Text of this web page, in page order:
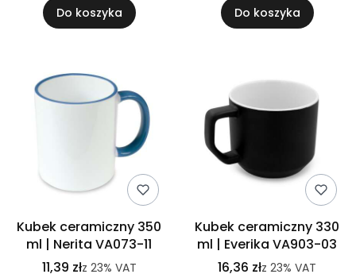
Do koszyka Do koszyka
Kubek ceramiczny 350
ml | Nerita VA073-11
11,39 złz 23% VAT
Kubek ceramiczny 330
ml | Everika VA903-03
16,36 złz 23% VAT